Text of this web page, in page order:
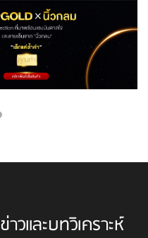
ข่าวและบทวิเคราะห์